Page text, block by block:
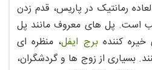
رمانتیک در پاریس، قدم زدن
است. پل‌ های معروف مانند پل
خیره‌ کنندهبرج ایفل، منظره‌ ای
بسیاری از زوج‌ ها و گردشگران،